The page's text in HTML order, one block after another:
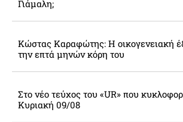
Γιάμαλη;
Κώστας Καραφώτης: Η οικογενειακή
την επτά μηνών κόρη του
Στο νέο τεύχος του «UR» που
Κυριακή 09/08